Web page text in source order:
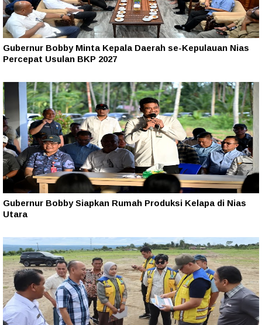
Gubernur Bobby Minta Kepala Daerah se-Kepulauan Nias
Percepat Usulan BKP 2027
Gubernur Bobby Siapkan Rumah Produksi Kelapa di Nias
Utara